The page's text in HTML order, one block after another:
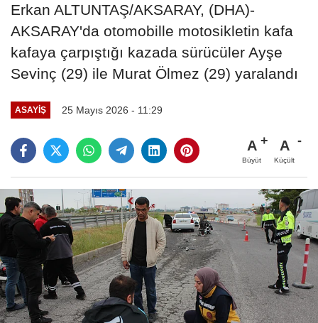
Erkan ALTUNTAŞ/AKSARAY, (DHA)-
AKSARAY'da otomobille motosikletin kafa
kafaya çarpıştığı kazada sürücüler Ayşe
Sevinç (29) ile Murat Ölmez (29) yaralandı
ASAYIŞ 25 Mayıs 2026 - 11:29
A
Büyüt
A
Küçült